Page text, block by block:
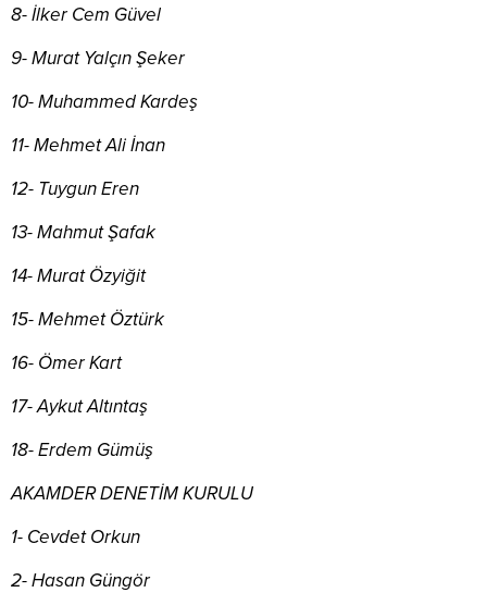
8- İlker Cem Güvel
9- Murat Yalçın Şeker
10- Muhammed Kardeş
11- Mehmet Ali İnan
12- Tuygun Eren
13- Mahmut Şafak
14- Murat Özyiğit
15- Mehmet Öztürk
16- Ömer Kart
17- Aykut Altıntaş
18- Erdem Gümüş
AKAMDER DENETİM KURULU
1- Cevdet Orkun
2- Hasan Güngör